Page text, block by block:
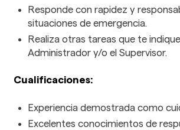
Responde con rapidez y
situaciones de emergencia.
Realiza otras tareas que te indique
Administrador y/o el Supervisor.
Cualificaciones:
Experiencia demostrada como
Excelentes conocimientos de